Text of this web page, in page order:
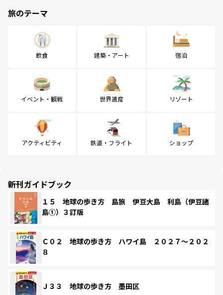
旅のテーマ
飲食 建築・アート 宿泊
イベント・観戦 世界遺産 リゾート
アクティビティ 鉄道・フライト ショップ
新刊ガイドブック
１５ 地球の歩き方 島旅 伊豆大島 利島（伊豆諸
島①）３訂版
Ｃ０２ 地球の歩き方 ハワイ島 ２０２７～２０２
８
Ｊ３３ 地球の歩き方 墨田区